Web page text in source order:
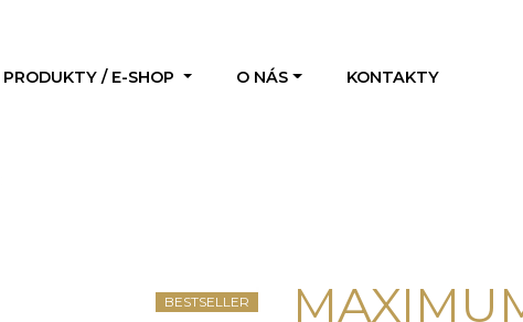
PRODUKTY / E-SHOP O NÁS KONTAKTY
BESTSELLER